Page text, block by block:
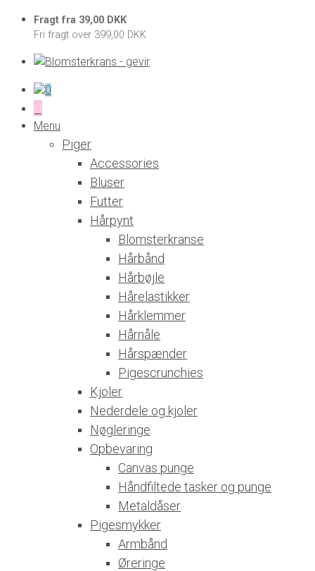
Fragt fra 39,00 DKK
Fri fragt over 399,00 DKK
0
0
Menu
Piger
Accessories
Bluser
Futter
Hårpynt
Blomsterkranse
Hårbånd
Hårbøjle
Hårelastikker
Hårklemmer
Hårnåle
Hårspænder
Pigescrunchies
Kjoler
Nederdele og kjoler
Nøgleringe
Opbevaring
Canvas punge
Håndfiltede tasker og punge
Metaldåser
Pigesmykker
Armbånd
Øreringe